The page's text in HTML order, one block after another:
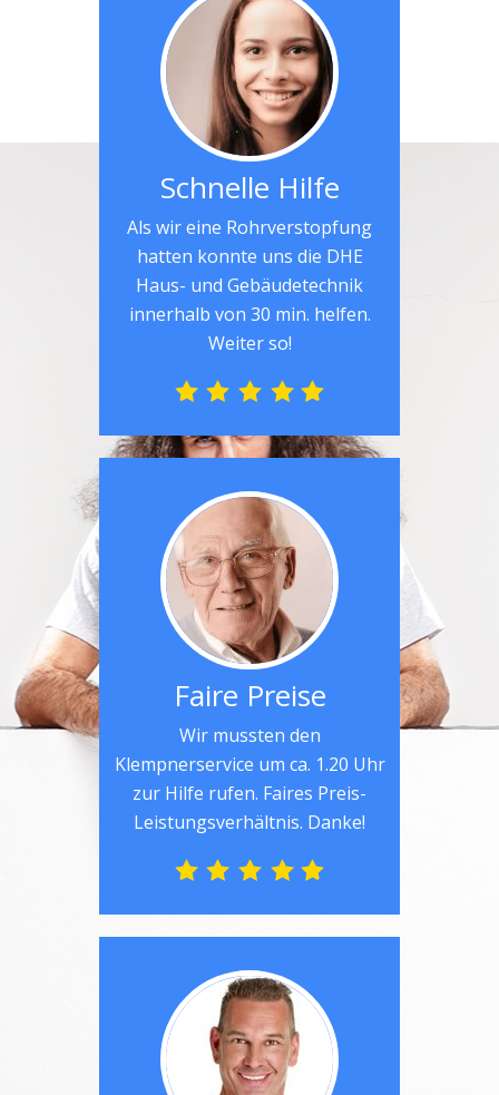
Schnelle Hilfe
Als wir eine Rohrverstopfung
hatten konnte uns die DHE
Haus- und Gebäudetechnik
innerhalb von 30 min. helfen.
Weiter so!
Faire Preise
Wir mussten den
Klempnerservice um ca. 1.20 Uhr
zur Hilfe rufen. Faires Preis-
Leistungsverhältnis. Danke!